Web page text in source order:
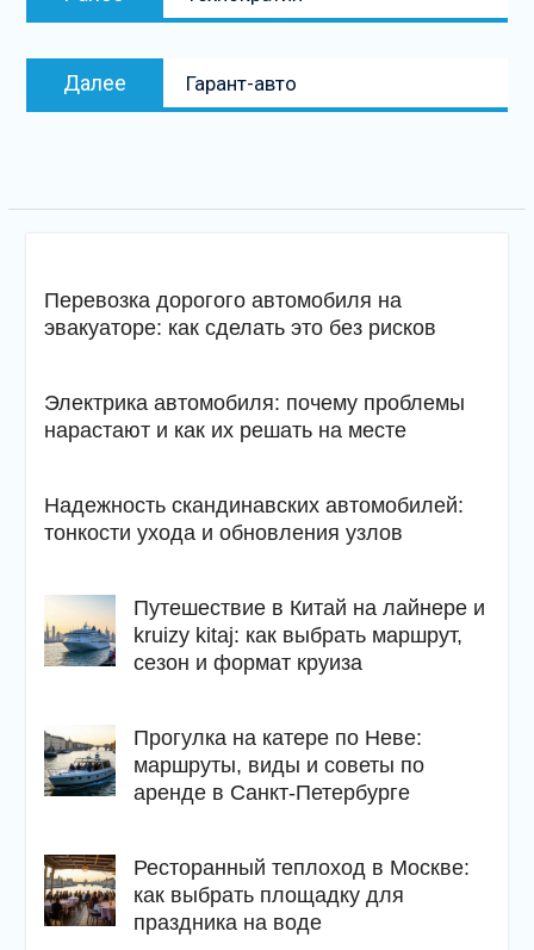
запись:
Далее
Следующая
запись
Гарант-авто
Перевозка дорогого автомобиля на
эвакуаторе: как сделать это без рисков
Электрика автомобиля: почему проблемы
нарастают и как их решать на месте
Надежность скандинавских автомобилей:
тонкости ухода и обновления узлов
Путешествие в Китай на лайнере и
kruizy kitaj: как выбрать маршрут,
сезон и формат круиза
Прогулка на катере по Неве:
маршруты, виды и советы по
аренде в Санкт-Петербурге
Ресторанный теплоход в Москве:
как выбрать площадку для
праздника на воде